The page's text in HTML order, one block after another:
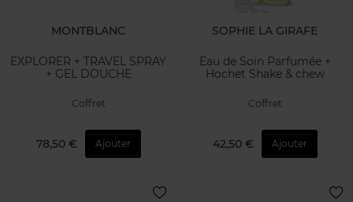
MONTBLANC
EXPLORER + TRAVEL SPRAY
+ GEL DOUCHE
Coffret
78,50 € Ajouter
SOPHIE LA GIRAFE
Eau de Soin Parfumée +
Hochet Shake & chew
Coffret
42,50 € Ajouter